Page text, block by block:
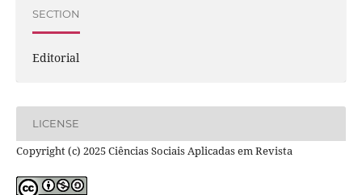
SECTION
Editorial
LICENSE
Copyright (c) 2025 Ciências Sociais Aplicadas em Revista